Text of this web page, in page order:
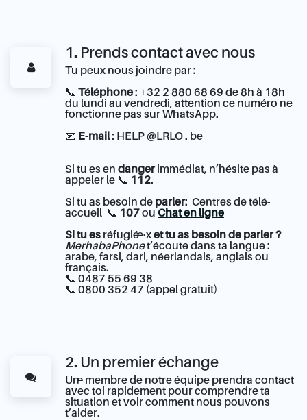
1. Prends contact avec nous
Tu peux nous joindre par :
📞 Téléphone: +32 2 880 68 69 de 8h à 18h
du lundi au vendredi, attention ce numéro ne
fonctionne pas sur WhatsApp.
📧 E-mail: HELP @LRLO . be
Si tu es en dangerimmédiat, n’hésite pas à
appeler le 📞 112.
Si tu as besoin de parler: Centres de télé-
accueil 📞 107ou Chat en ligne
Si tu es réfugié·e·xet tu as besoin de parler ?
MerhabaPhonet’écoute dans ta langue :
arabe, farsi, dari, néerlandais, anglais ou
français.
📞 0487 55 69 38
📞 0800 352 47 (appel gratuit)
2. Un premier échange
Un·e membre de notre équipe prendra contact
avec toi rapidement pour comprendre ta
situation et voir comment nous pouvons
t’aider.